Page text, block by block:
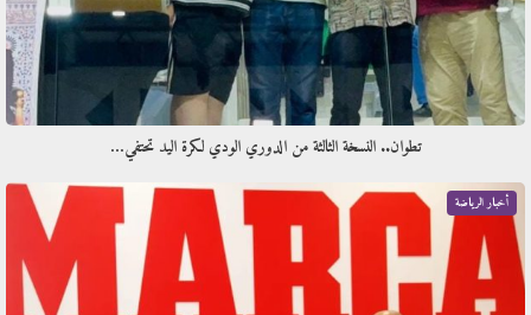
تطوان.. النسخة الثالثة من الدوري الودي لكرة اليد تحتفي…
أخبار الرياضة